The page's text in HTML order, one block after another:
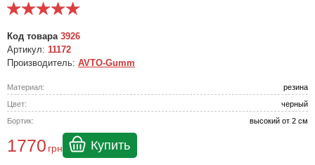
Код товара 3926
Артикул: 11172
Производитель: AVTO-Gumm
Материал:
резина
Цвет:
черный
Бортик:
высокий от 2 см
1770 грн Купить